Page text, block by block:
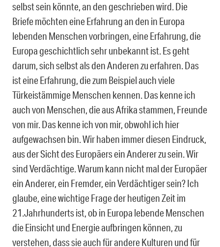
selbst sein könnte, an den geschrieben wird. Die
Briefe möchten eine Erfahrung an den in Europa
lebenden Menschen vorbringen, eine Erfahrung, die
Europa geschichtlich sehr unbekannt ist. Es geht
darum, sich selbst als den Anderen zu erfahren. Das
ist eine Erfahrung, die zum Beispiel auch viele
Türkeistämmige Menschen kennen. Das kenne ich
auch von Menschen, die aus Afrika stammen, Freunde
von mir. Das kenne ich von mir, obwohl ich hier
aufgewachsen bin. Wir haben immer diesen Eindruck,
aus der Sicht des Europäers ein Anderer zu sein. Wir
sind Verdächtige. Warum kann nicht mal der Europäer
ein Anderer, ein Fremder, ein Verdächtiger sein? Ich
glaube, eine wichtige Frage der heutigen Zeit im
21.Jahrhunderts ist, ob in Europa lebende Menschen
die Einsicht und Energie aufbringen können, zu
verstehen, dass sie auch für andere Kulturen und für